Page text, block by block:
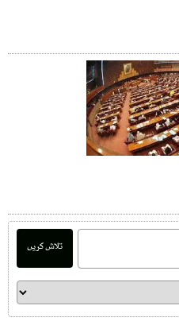
تلاش کریں